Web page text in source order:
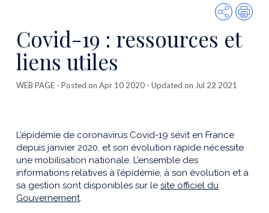
Share
Covid-19 : ressources et
liens utiles
WEB PAGE - Posted on Apr 10 2020 - Updated on Jul 22 2021
L’épidémie de coronavirus Covid-19 sévit en France
depuis janvier 2020, et son évolution rapide nécessite
une mobilisation nationale. L’ensemble des
informations relatives à l’épidémie, à son évolution et à
sa gestion sont disponibles sur le site officiel du
Gouvernement.